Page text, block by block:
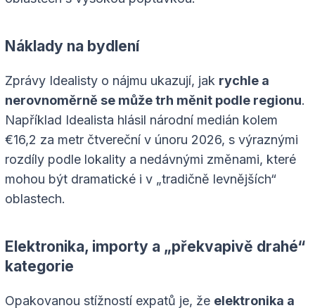
Náklady na bydlení
Zprávy Idealisty o nájmu ukazují, jak rychle a
nerovnoměrně se může trh měnit podle regionu.
Například Idealista hlásil národní medián kolem
€16,2 za metr čtvereční v únoru 2026, s výraznými
rozdíly podle lokality a nedávnými změnami, které
mohou být dramatické i v „tradičně levnějších“
oblastech.
Elektronika, importy a „překvapivě drahé“
kategorie
Opakovanou stížností expatů je, že elektronika a